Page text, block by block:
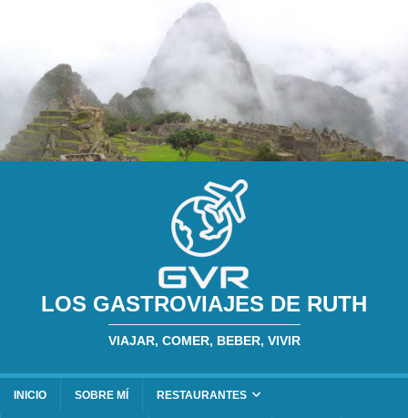
LOS GASTROVIAJES DE RUTH
VIAJAR, COMER, BEBER, VIVIR
INICIO SOBRE MÍ RESTAURANTES